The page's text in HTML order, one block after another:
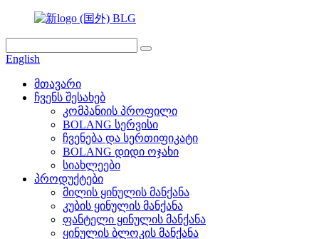
English
მთავარი
ჩვენს შესახებ
კომპანიის პროფილი
BOLANG სერვისი
ჩვენება და სერთიფიკატი
BOLANG დიდი ოჯახი
სიახლეები
პროდუქტები
მილის ყინულის მანქანა
კუბის ყინულის მანქანა
ფანტელი ყინულის მანქანა
ყინულის ბლოკის მანქანა